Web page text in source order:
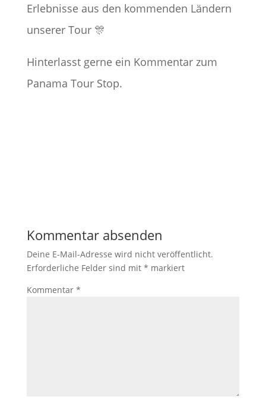
Erlebnisse aus den kommenden Ländern
unserer Tour 🎊
Hinterlasst gerne ein Kommentar zum
Panama Tour Stop.
Kommentar absenden
Deine E-Mail-Adresse wird nicht veröffentlicht.
Erforderliche Felder sind mit * markiert
Kommentar *